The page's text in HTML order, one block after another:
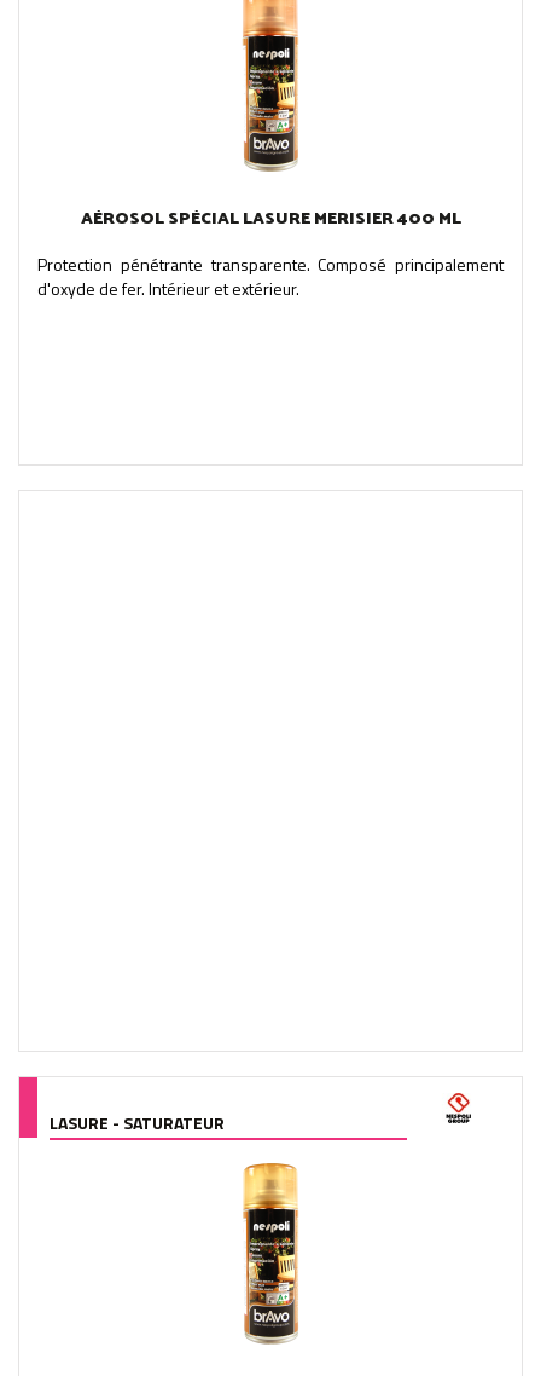
AÉROSOL SPÉCIAL LASURE MERISIER 400 ML
Protection pénétrante transparente. Composé principalement
d'oxyde de fer. Intérieur et extérieur.
LASURE - SATURATEUR